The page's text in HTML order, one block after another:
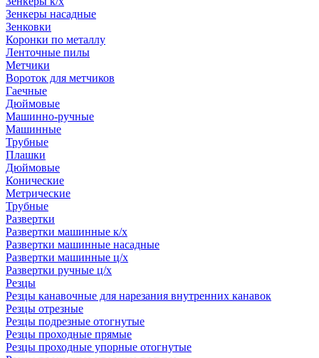
Зенкеры насадные
Зенковки
Коронки по металлу
Ленточные пилы
Метчики
Вороток для метчиков
Гаечные
Дюймовые
Машинно-ручные
Машинные
Трубные
Плашки
Дюймовые
Конические
Метрические
Трубные
Развертки
Развертки машинные к/х
Развертки машинные насадные
Развертки машинные ц/х
Развертки ручные ц/х
Резцы
Резцы канавочные для нарезания внутренних канавок
Резцы отрезные
Резцы подрезные отогнутые
Резцы проходные прямые
Резцы проходные упорные отогнутые